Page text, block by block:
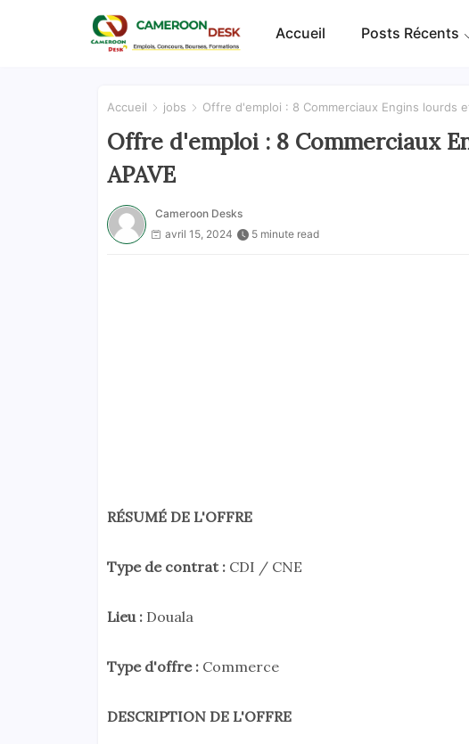
Accueil Posts Récents
Accueil jobs Offre d'emploi : 8 Commerciaux Engins lourds
Offre d'emploi : 8 Commerciaux
APAVE
Cameroon Desks
avril 15, 2024
5 minute read
RÉSUMÉ DE L'OFFRE
Type de contrat : CDI / CNE
Lieu :Douala
Type d'offre : Commerce
DESCRIPTION DE L'OFFRE